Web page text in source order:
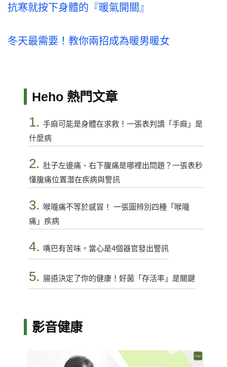
抗寒就按下身體的『暖氣開關』
冬天最需要！教你兩招成為暖男暖女
Heho 熱門文章
1. 手麻可能是身體在求救！一張表判讀「手麻」是
什麼病
2. 肚子左邊痛、右下腹痛是哪裡出問題？一張表秒
懂腹痛位置潛在疾病與警訊
3.
喉嚨痛不等於感冒！ 一張圖辨別四種「喉嚨
痛」疾病
4. 嘴巴有苦味，當心是4個器官發出警訊
5. 腸道決定了你的健康！好菌「存活率」是關鍵
影音健康